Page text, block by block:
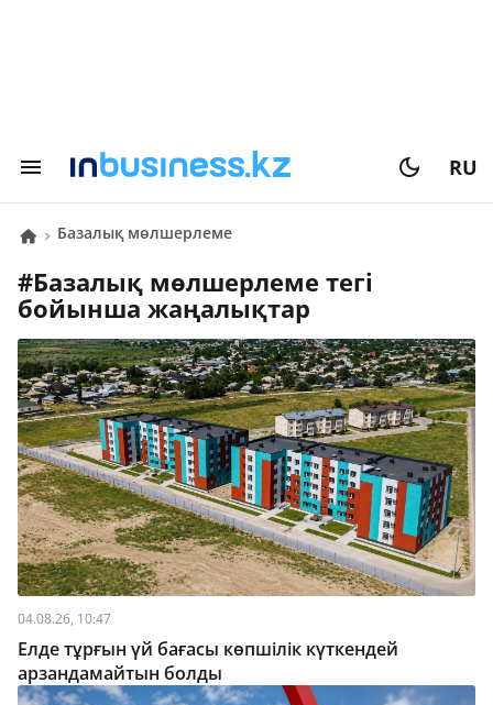
RU
базалық мөлшерлеме
# базалық мөлшерлеме тегі
бойынша жаңалықтар
04.08.26, 10:47
Елде тұрғын үй бағасы көпшілік күткендей
арзандамайтын болды